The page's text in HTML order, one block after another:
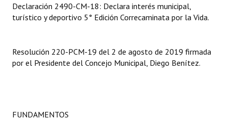
Resoluciones de Presidencia
Antiguos Pobladores
Datos Históricos
Declaración 2490-CM-18: Declara interés municipal,
turístico y deportivo 5° Edición Correcaminata por la Vida.
Resolución 220-PCM-19 del 2 de agosto de 2019 firmada
por el Presidente del Concejo Municipal, Diego Benítez.
FUNDAMENTOS